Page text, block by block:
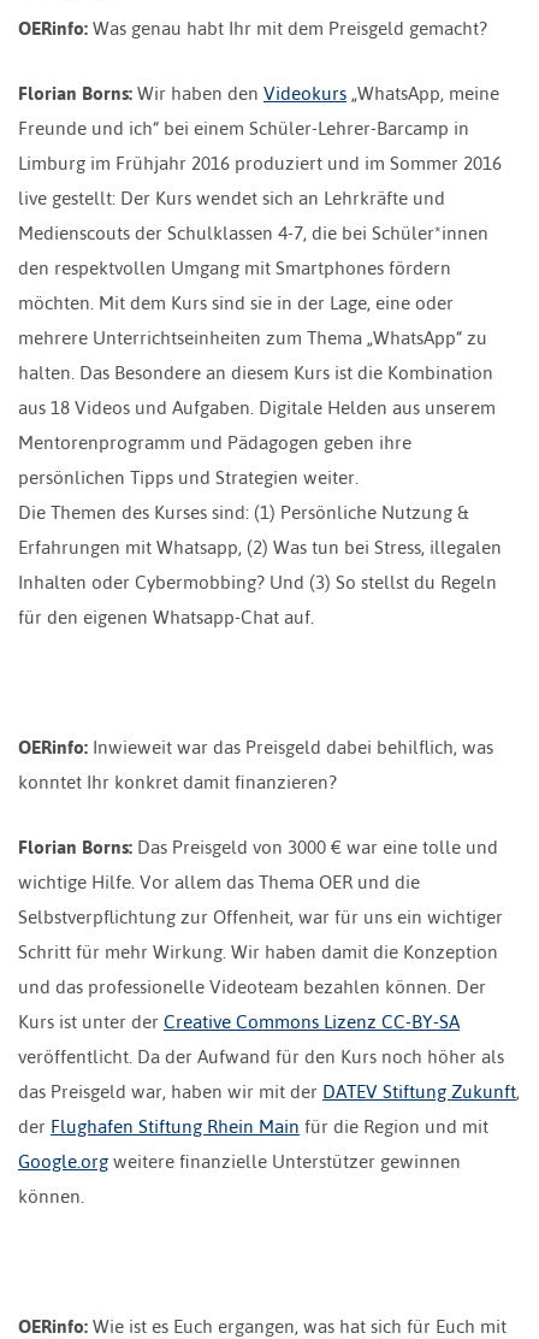
OERinfo: Was genau habt Ihr mit dem Preisgeld gemacht?
Florian Borns: Wir haben den Videokurs „WhatsApp, meine
Freunde und ich“ bei einem Schüler-Lehrer-Barcamp in
Limburg im Frühjahr 2016 produziert und im Sommer 2016
live gestellt: Der Kurs wendet sich an Lehrkräfte und
Medienscouts der Schulklassen 4-7, die bei Schüler*innen
den respektvollen Umgang mit Smartphones fördern
möchten. Mit dem Kurs sind sie in der Lage, eine oder
mehrere Unterrichtseinheiten zum Thema „WhatsApp“ zu
halten. Das Besondere an diesem Kurs ist die Kombination
aus 18 Videos und Aufgaben. Digitale Helden aus unserem
Mentorenprogramm und Pädagogen geben ihre
persönlichen Tipps und Strategien weiter.
Die Themen des Kurses sind: (1) Persönliche Nutzung &
Erfahrungen mit Whatsapp, (2) Was tun bei Stress, illegalen
Inhalten oder Cybermobbing? Und (3) So stellst du Regeln
für den eigenen Whatsapp-Chat auf.
OERinfo: Inwieweit war das Preisgeld dabei behilflich, was
konntet Ihr konkret damit finanzieren?
Florian Borns: Das Preisgeld von 3000 € war eine tolle und
wichtige Hilfe. Vor allem das Thema OER und die
Selbstverpflichtung zur Offenheit, war für uns ein wichtiger
Schritt für mehr Wirkung. Wir haben damit die Konzeption
und das professionelle Videoteam bezahlen können. Der
Kurs ist unter der Creative Commons Lizenz CC-BY-SA
veröffentlicht. Da der Aufwand für den Kurs noch höher als
das Preisgeld war, haben wir mit der DATEV Stiftung Zukunft,
der Flughafen Stiftung Rhein Main für die Region und mit
Google.org weitere finanzielle Unterstützer gewinnen
können.
OERinfo: Wie ist es Euch ergangen, was hat sich für Euch mit